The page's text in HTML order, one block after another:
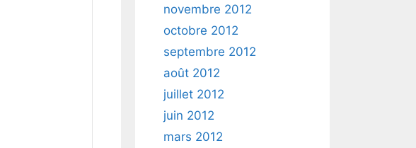
novembre 2012
octobre 2012
septembre 2012
août 2012
juillet 2012
juin 2012
mars 2012